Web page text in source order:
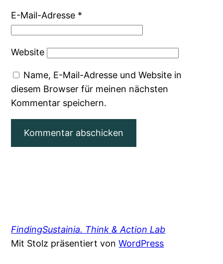
E-Mail-Adresse *
Website
Name, E-Mail-Adresse und Website in
diesem Browser für meinen nächsten
Kommentar speichern.
FindingSustainia. Think & Action Lab
Mit Stolz präsentiert vonWordPress